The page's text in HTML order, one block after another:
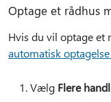
Optage et rådhus
Hvis du vil optage et
automatisk
Vælg Flere